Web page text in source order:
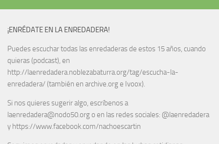
¡ENRÉDATE EN LA ENREDADERA!
Puedes escuchar todas las enredaderas de estos 15 años, cuando
quieras (podcast), en
http://laenredadera.noblezabaturra.org/tag/escucha-la-
enredadera/ (también en archive.org e Ivoox).
Si nos quieres sugerir algo, escríbenos a
laenredadera@nodo50.org o en las redes sociales: @laenredadera
y https://www.facebook.com/nachoescartin